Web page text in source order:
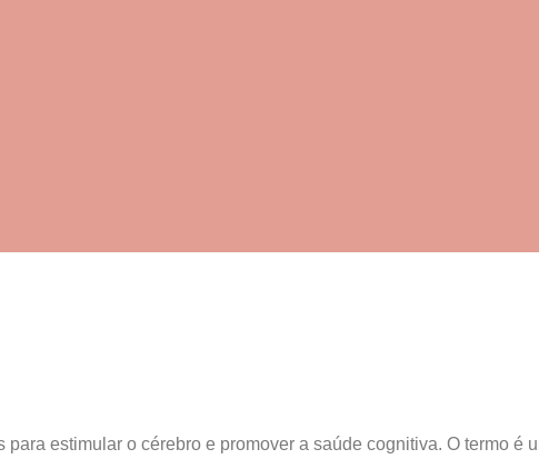
estimular o cérebro e promover a saúde cognitiva. O termo é